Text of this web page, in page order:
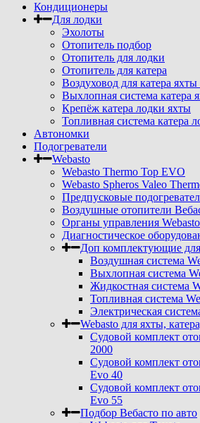
Кондиционеры
Для лодки
Эхолоты
Отопитель подбор
Отопитель для лодки
Отопитель для катера
Воздуховод для катера
Выхлопная система катера
Крепёж катера лодки яхты
Топливная система катера
Автономки
Подогреватели
Webasto
Webasto Thermo Top EVO
Webasto Spheros Valeo
Предпусковые
Воздушные отопители
Органы управления Webasto
Диагностическое
Доп комплектующие
Воздушная система
Выхлопная система
Жидкостная система
Топливная система
Электрическая
Webasto для яхты,
Судовой комплект
2000
Судовой комплект
Evo 40
Судовой комплект
Evo 55
Подбор Вебасто по авто